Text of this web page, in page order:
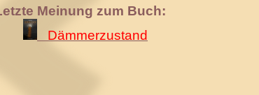
Meinung zum Buch:
Dämmerzustand